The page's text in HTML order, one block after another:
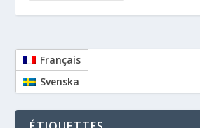
Français
Svenska